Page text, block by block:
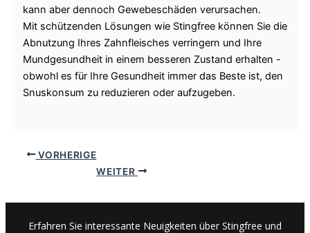
kann aber dennoch Gewebeschäden verursachen.
Mit schützenden Lösungen wie Stingfree können Sie die
Abnutzung Ihres Zahnfleisches verringern und Ihre
Mundgesundheit in einem besseren Zustand erhalten -
obwohl es für Ihre Gesundheit immer das Beste ist, den
Snuskonsum zu reduzieren oder aufzugeben.
VORHERIGE
WEITER
Erfahren Sie interessante Neuigkeiten über Stingfree und